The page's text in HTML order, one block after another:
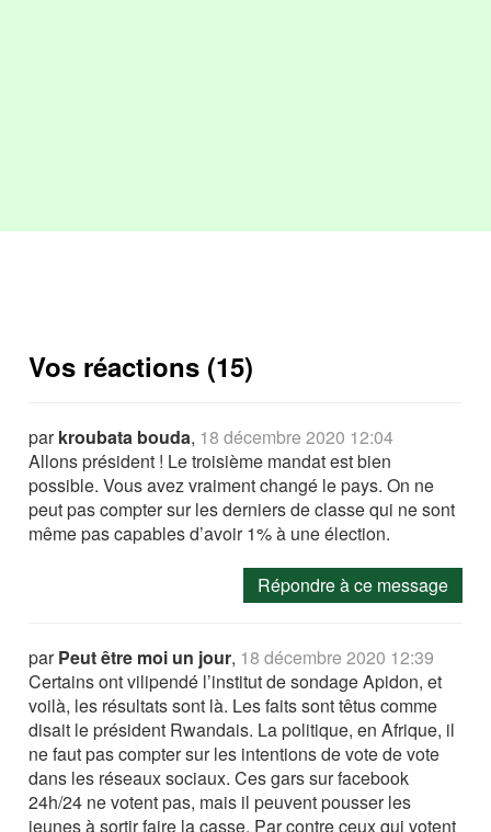
Vos réactions (15)
parkroubata bouda, 18 décembre 2020 12:04
Allons président ! Le troisième mandat est bien
possible. Vous avez vraiment changé le pays. On ne
peut pas compter sur les derniers de classe qui ne sont
même pas capables d’avoir 1% à une élection.
Répondre à ce message
parPeut être moi un jour, 18 décembre 2020 12:39
Certains ont vilipendé l’institut de sondage Apidon, et
voilà, les résultats sont là. Les faits sont têtus comme
disait le président Rwandais. La politique, en Afrique, il
ne faut pas compter sur les intentions de vote de vote
dans les réseaux sociaux. Ces gars sur facebook
24h/24 ne votent pas, mais il peuvent pousser les
jeunes à sortir faire la casse. Par contre ceux qui votent